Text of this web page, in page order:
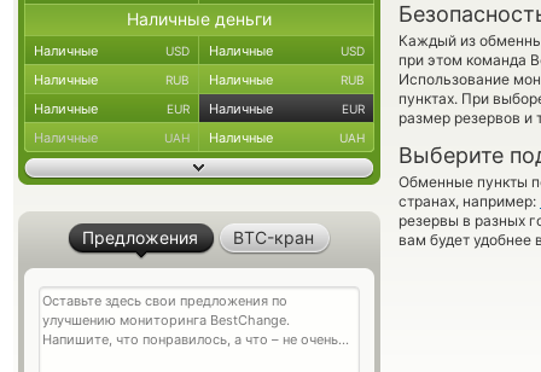
Каждый из
при этом команда
Использование
пунктах. При
размер резервов и
Выберите
Обменные пункты
странах, например:
резервы в разных
вам будет удобнее
Наличные деньги
Наличные USD Наличные USD
Наличные RUB Наличные RUB
Наличные EUR Наличные EUR
Наличные UAH Наличные UAH
Предложения BTC-кран